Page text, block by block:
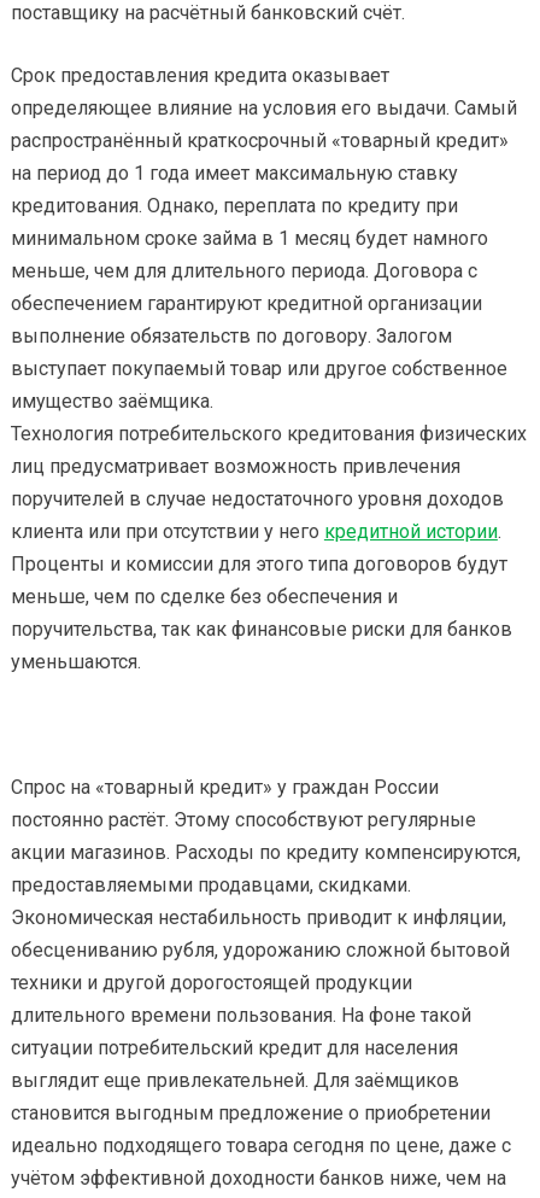
поставщику на расчётный банковский счёт.
Срок предоставления кредита оказывает
определяющее влияние на условия его выдачи. Самый
распространённый краткосрочный «товарный кредит»
на период до 1 года имеет максимальную ставку
кредитования. Однако, переплата по кредиту при
минимальном сроке займа в 1 месяц будет намного
меньше, чем для длительного периода. Договора с
обеспечением гарантируют кредитной организации
выполнение обязательств по договору. Залогом
выступает покупаемый товар или другое собственное
имущество заёмщика.
Технология потребительского кредитования физических
лиц предусматривает возможность привлечения
поручителей в случае недостаточного уровня доходов
клиента или при отсутствии у него кредитной истории.
Проценты и комиссии для этого типа договоров будут
меньше, чем по сделке без обеспечения и
поручительства, так как финансовые риски для банков
уменьшаются.
Спрос на «товарный кредит» у граждан России
постоянно растёт. Этому способствуют регулярные
акции магазинов. Расходы по кредиту компенсируются,
предоставляемыми продавцами, скидками.
Экономическая нестабильность приводит к инфляции,
обесцениванию рубля, удорожанию сложной бытовой
техники и другой дорогостоящей продукции
длительного времени пользования. На фоне такой
ситуации потребительский кредит для населения
выглядит еще привлекательней. Для заёмщиков
становится выгодным предложение о приобретении
идеально подходящего товара сегодня по цене, даже с
учётом эффективной доходности банков ниже, чем на